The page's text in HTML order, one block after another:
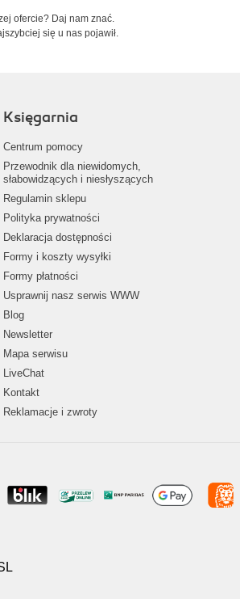
ofercie? Daj nam znać.
się u nas pojawił.
Księgarnia
Centrum pomocy
Przewodnik dla niewidomych,
słabowidzących i niesłyszących
Regulamin sklepu
Polityka prywatności
Deklaracja dostępności
Formy i koszty wysyłki
Formy płatności
Usprawnij nasz serwis WWW
Blog
Newsletter
Mapa serwisu
LiveChat
Kontakt
Reklamacje i zwroty